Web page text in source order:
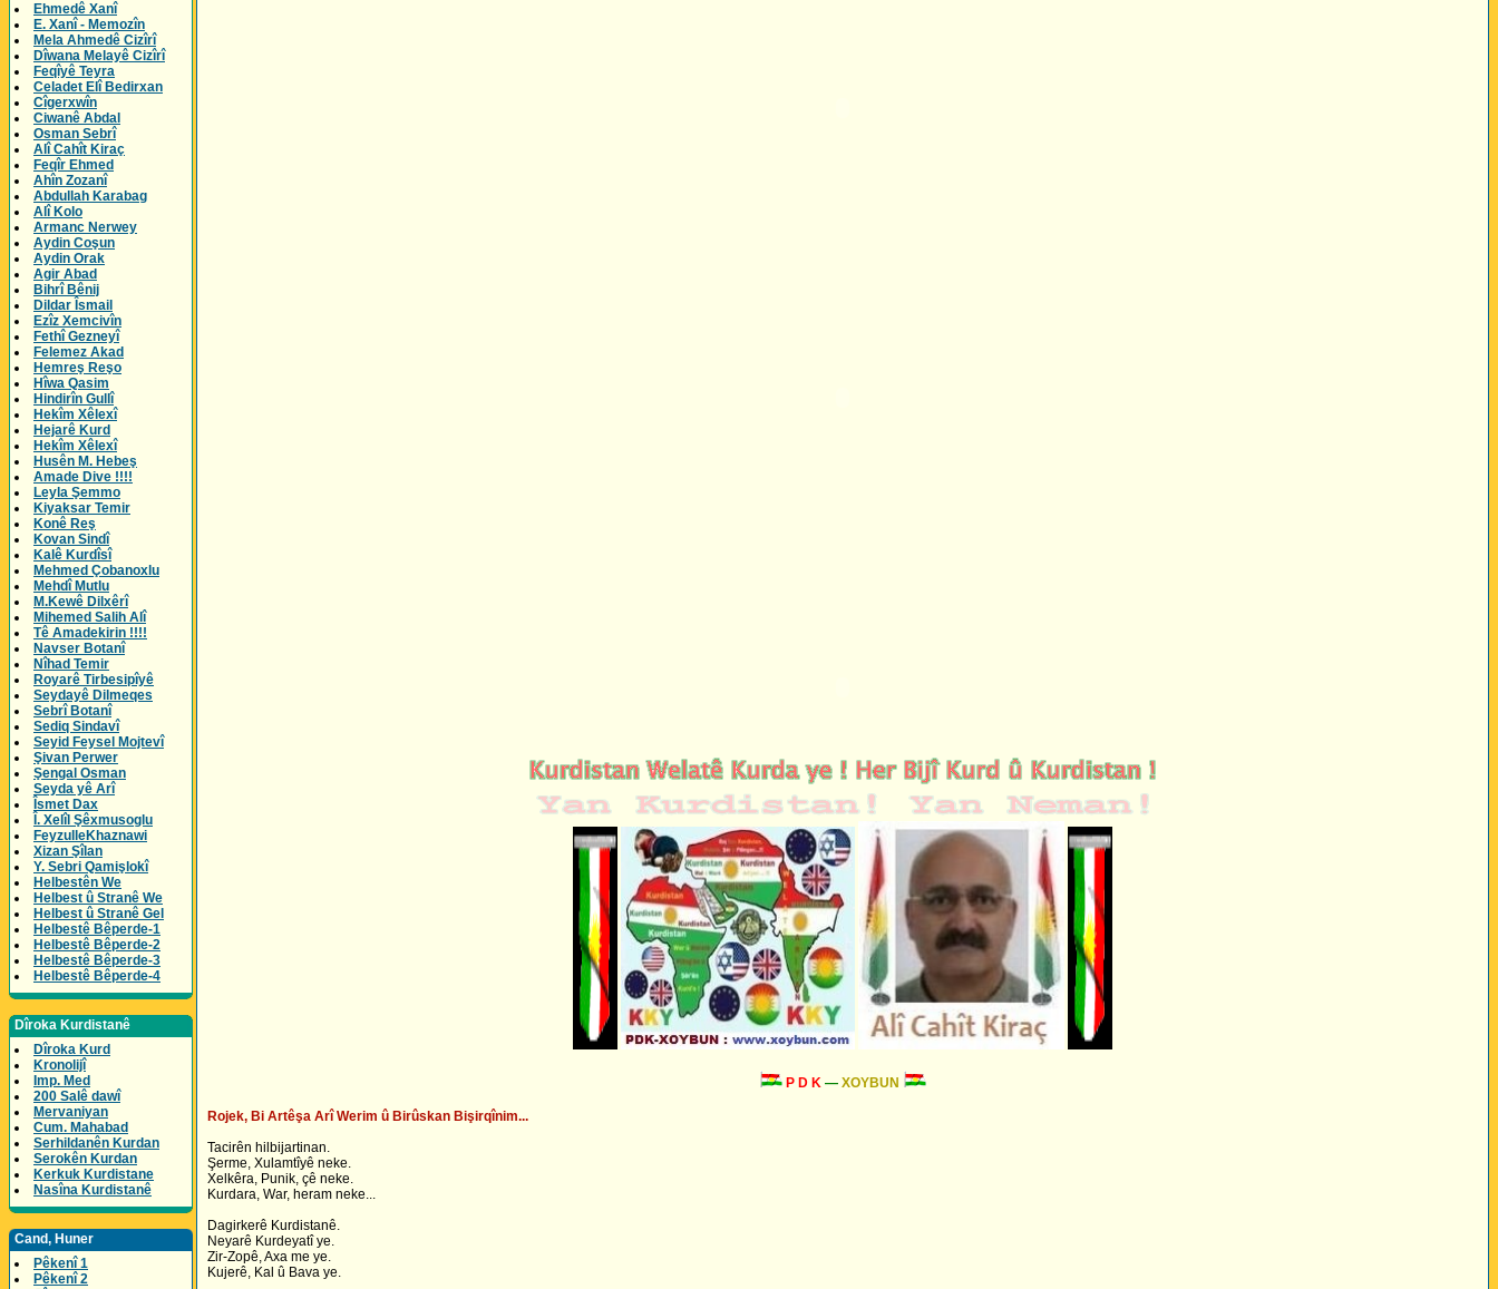
Ehmedê Xanî
E. Xanî - Memozîn
Mela Ahmedê Cizîrî
Dîwana Melayê Cizîrî
Feqîyê Teyra
Celadet Elî Bedirxan
Cîgerxwîn
Ciwanê Abdal
Osman Sebrî
Alî Cahît Kiraç
Feqîr Ehmed
Ahîn Zozanî
Abdullah Karabag
Alî Kolo
Armanc Nerwey
Aydin Coşun
Aydin Orak
Agir Abad
Bihrî Bênij
Dildar Îsmail
Ezîz Xemcivîn
Fethî Gezneyî
Felemez Akad
Hemreş Reşo
Hîwa Qasim
Hindirîn Gullî
Hekîm Xêlexî
Hejarê Kurd
Hekîm Xêlexî
Husên M. Hebeş
Amade Dive !!!!
Leyla Şemmo
Kiyaksar Temir
Konê Reş
Kovan Sindî
Kalê Kurdîsî
Mehmed Çobanoxlu
Mehdî Mutlu
M.Kewê Dilxêrî
Mihemed Salih Alî
Tê Amadekirin !!!!
Navser Botanî
Nîhad Temir
Royarê Tirbesipîyê
Seydayê Dilmeqes
Sebrî Botanî
Sediq Sindavî
Seyid Feysel Mojtevî
Şivan Perwer
Şengal Osman
Seyda yê Arî
Îsmet Dax
Î. Xelîl Şêxmusoglu
FeyzulleKhaznawi
Xizan Şîlan
Y. Sebri Qamişlokî
Helbestên We
Helbest û Stranê We
Helbest û Stranê Gel
Helbestê Bêperde-1
Helbestê Bêperde-2
Helbestê Bêperde-3
Helbestê Bêperde-4
Dîroka Kurdistanê
Dîroka Kurd
Kronolijî
Imp. Med
200 Salê dawî
Mervaniyan
Cum. Mahabad
Serhildanên Kurdan
Serokên Kurdan
Kerkuk Kurdistane
Nasîna Kurdistanê
Cand, Huner
Pêkenî 1
Pêkenî 2
P D K — XOYBUN
Rojek, Bi Artêşa Arî Werim û Birûskan Bişirqînim...
Tacirên hilbijartinan.
Şerme, Xulamtîyê neke.
Xelkêra, Punik, çê neke.
Kurdara, War, heram neke...
Dagirkerê Kurdistanê.
Neyarê Kurdeyatî ye.
Zir-Zopê, Axa me ye.
Kujerê, Kal û Bava ye.